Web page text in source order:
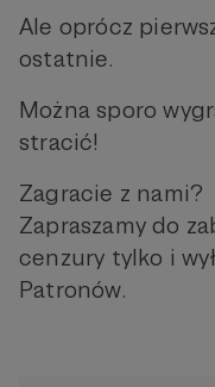
Ale oprócz
ostatnie.
Można sporo
stracić!
Zagracie z nami?
Zapraszamy do
cenzury tylko i
Patronów.